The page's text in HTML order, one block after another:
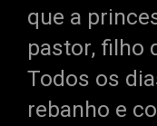
que a
pastor, filho
Todos os
rebanho e